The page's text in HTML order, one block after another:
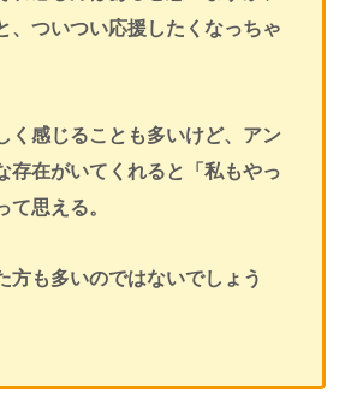
、ついつい応援したくなっちゃ
く感じることも多いけど、アン
存在がいてくれると「私もやっ
て思える。
方も多いのではないでしょう